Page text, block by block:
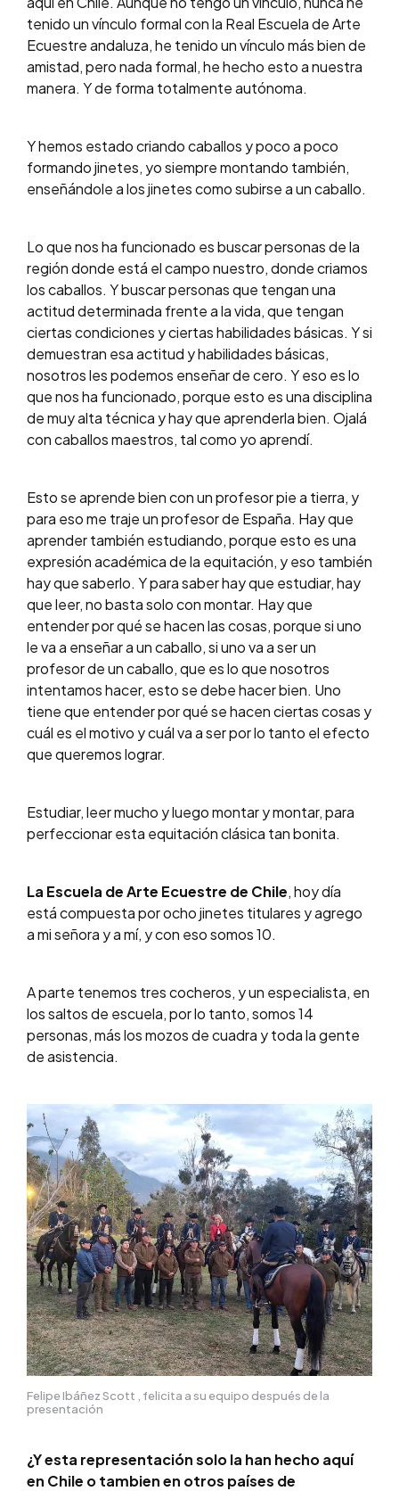
tenido un vínculo formal con la Real Escuela de Arte
Ecuestre andaluza, he tenido un vínculo más bien de
amistad, pero nada formal, he hecho esto a nuestra
manera. Y de forma totalmente autónoma.
Y hemos estado criando caballos y poco a poco
formando jinetes, yo siempre montando también,
enseñándole a los jinetes como subirse a un caballo.
Lo que nos ha funcionado es buscar personas de la
región donde está el campo nuestro, donde criamos
los caballos. Y buscar personas que tengan una
actitud determinada frente a la vida, que tengan
ciertas condiciones y ciertas habilidades básicas. Y si
demuestran esa actitud y habilidades básicas,
nosotros les podemos enseñar de cero. Y eso es lo
que nos ha funcionado, porque esto es una disciplina
de muy alta técnica y hay que aprenderla bien. Ojalá
con caballos maestros, tal como yo aprendí.
Esto se aprende bien con un profesor pie a tierra, y
para eso me traje un profesor de España. Hay que
aprender también estudiando, porque esto es una
expresión académica de la equitación, y eso también
hay que saberlo. Y para saber hay que estudiar, hay
que leer, no basta solo con montar. Hay que
entender por qué se hacen las cosas, porque si uno
le va a enseñar a un caballo, si uno va a ser un
profesor de un caballo, que es lo que nosotros
intentamos hacer, esto se debe hacer bien. Uno
tiene que entender por qué se hacen ciertas cosas y
cuál es el motivo y cuál va a ser por lo tanto el efecto
que queremos lograr.
Estudiar, leer mucho y luego montar y montar, para
perfeccionar esta equitación clásica tan bonita.
La Escuela de Arte Ecuestre de Chile, hoy día
está compuesta por ocho jinetes titulares y agrego
a mi señora y a mí, y con eso somos 10.
A parte tenemos tres cocheros, y un especialista, en
los saltos de escuela, por lo tanto, somos 14
personas, más los mozos de cuadra y toda la gente
de asistencia.
Felipe Ibáñez Scott , felicita a su equipo después de la
presentación
¿Y esta representación solo la han hecho aquí
en Chile o tambien en otros países de